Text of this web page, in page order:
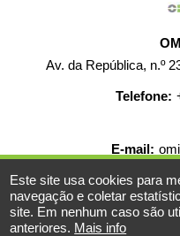
Av. da República, n.º
Telefone:
E-mail:
AJUDA CONTACTO
Este site usa cookies para
navegação e coletar
site. Em nenhum caso são
anteriores. Mais info